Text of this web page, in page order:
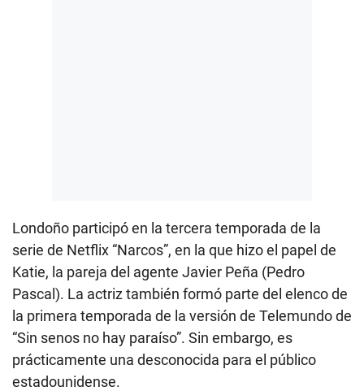
Londoño participó en la tercera temporada de la
serie de Netflix “Narcos”, en la que hizo el papel de
Katie, la pareja del agente Javier Peña (Pedro
Pascal). La actriz también formó parte del elenco de
la primera temporada de la versión de Telemundo de
“Sin senos no hay paraíso”. Sin embargo, es
prácticamente una desconocida para el público
estadounidense.